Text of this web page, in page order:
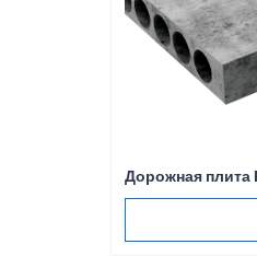
Дорожная